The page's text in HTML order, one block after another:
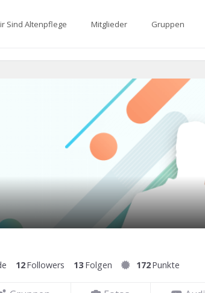
Sind Altenpflege Mitglieder Gruppen
12Followers 13 Folgen 172Punkte